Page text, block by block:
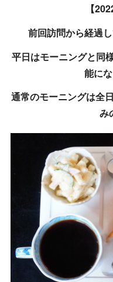
【
前回訪問から経過
平日はモーニングと同
能に
通常のモーニングは全
み